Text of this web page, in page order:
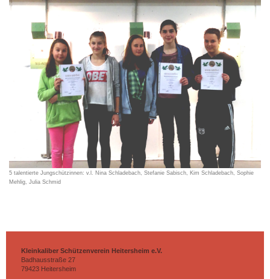
5 talentierte Jungschützinnen: v.l. Nina Schladebach, Stefanie Sabisch, Kim Schladebach, Sophie
Mehlig, Julia Schmid
Kleinkaliber Schützenverein Heitersheim e.V.
Badhausstraße 27
79423 Heitersheim